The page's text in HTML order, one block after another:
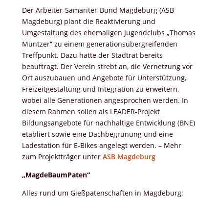
Der Arbeiter-Samariter-Bund Magdeburg (ASB
Magdeburg) plant die Reaktivierung und
Umgestaltung des ehemaligen Jugendclubs „Thomas
Müntzer“ zu einem generationsübergreifenden
Treffpunkt. Dazu hatte der Stadtrat bereits
beauftragt. Der Verein strebt an, die Vernetzung vor
Ort auszubauen und Angebote für Unterstützung,
Freizeitgestaltung und Integration zu erweitern,
wobei alle Generationen angesprochen werden. In
diesem Rahmen sollen als LEADER-Projekt
Bildungsangebote für nachhaltige Entwicklung (BNE)
etabliert sowie eine Dachbegrünung und eine
Ladestation für E-Bikes angelegt werden. – Mehr
zum Projektträger unter ASB Magdeburg
„MagdeBaumPaten“
Alles rund um Gießpatenschaften in Magdeburg: